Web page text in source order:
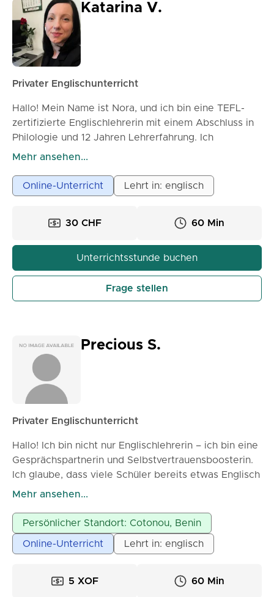
Katarina V.
Privater Englischunterricht
Hallo! Mein Name ist Nora, und ich bin eine TEFL-
zertifizierte Englischlehrerin mit einem Abschluss in
Philologie und 12 Jahren Lehrerfahrung. Ich
unterrichte Kinder, Jugendliche und Erwachsene und
solide Grundlage im Englischen aufzubauen. Mein
Unterricht ist geduldig, ansprechend und auf die
Ihre Sprechfähigkeiten, Grammatik, Aussprache oder
unterstütze Sie bei jedem Schritt. Ich glaube, dass
das Erlernen von Englisch angenehm, ermutigend
und praktisch sein sollte. Mein Ziel ist es, jedem
Schüler zu helfen, sich im täglichen Leben sicher im
Mehr ansehen...
Online-Unterricht Lehrt in: englisch
30 CHF 60 Min
Unterrichtsstunde buchen
Frage stellen
Precious S.
Privater Englischunterricht
Hallo! Ich bin nicht nur Englischlehrerin – ich bin eine
Gesprächspartnerin und Selbstvertrauensboosterin.
Ich glaube, dass viele Schüler bereits etwas Englisch
können, aber einen angenehmen Raum benötigen,
konzentriert sich darauf, Lernenden zu helfen,
natürlich zu sprechen, ihre Ideen klar auszudrücken
und den Lernprozess zu genießen. Ob Sie Ihre
Möglichkeiten vorbereiten, während des Reisens
Mehr ansehen...
Persönlicher Standort: Cotonou, Benin
Online-Unterricht Lehrt in: englisch
5 XOF 60 Min